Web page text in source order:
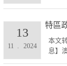
本文
息】澳
11 2024
13